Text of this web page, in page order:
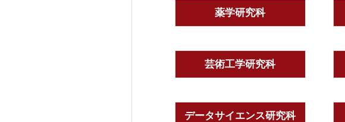
薬学研究科
芸術工学研究科
データサイエンス研究科